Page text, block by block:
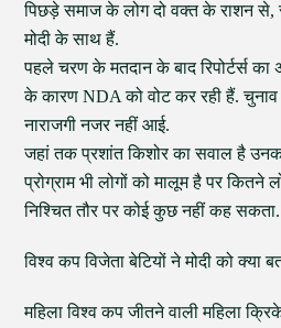
पिछड़े समाज के लोग दो वक्त के राशन
मोदी के साथ हैं.
पहले चरण के मतदान के बाद रिपोर्टर्स का
के कारण NDA को वोट कर रही हैं.
नाराजगी नजर नहीं आई.
जहां तक प्रशांत किशोर का सवाल है
प्रोग्राम भी लोगों को मालूम है पर कितने
निश्चित तौर पर कोई कुछ नहीं कह सकता.
विश्व कप विजेता बेटियों ने मोदी को क्या
महिला विश्व कप जीतने वाली महिला